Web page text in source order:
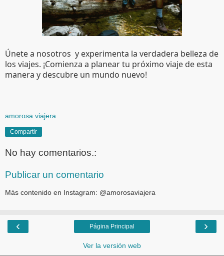
Únete a nosotros  y experimenta la verdadera belleza de
los viajes. ¡Comienza a planear tu próximo viaje de esta
manera y descubre un mundo nuevo!
amorosa viajera
Compartir
No hay comentarios.:
Publicar un comentario
Más contenido en Instagram: @amorosaviajera
‹ ›
Página Principal
Ver la versión web